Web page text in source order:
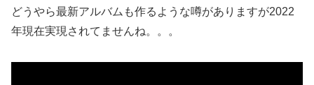
どうやら最新アルバムも作るような噂がありますが2022
年現在実現されてませんね。。。